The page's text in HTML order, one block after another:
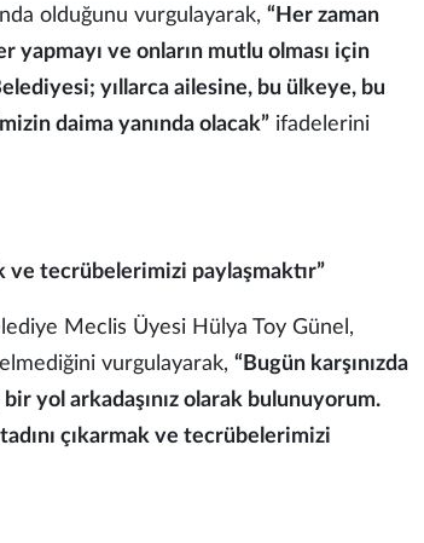
olduğunu vurgulayarak, “Her zaman
ve onların mutlu olması için
yıllarca ailesine, bu ülkeye, bu
daima yanında olacak” ifadelerini
ve tecrübelerimizi paylaşmaktır”
Meclis Üyesi Hülya Toy Günel,
vurgulayarak, “Bugün karşınızda
yol arkadaşınız olarak bulunuyorum.
çıkarmak ve tecrübelerimizi